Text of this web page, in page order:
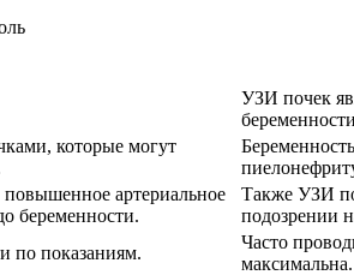
УЗИ почек
которые могут
артериальное
беременности.
Также УЗИ
подозрении
по показаниям.
Часто
максимальна.